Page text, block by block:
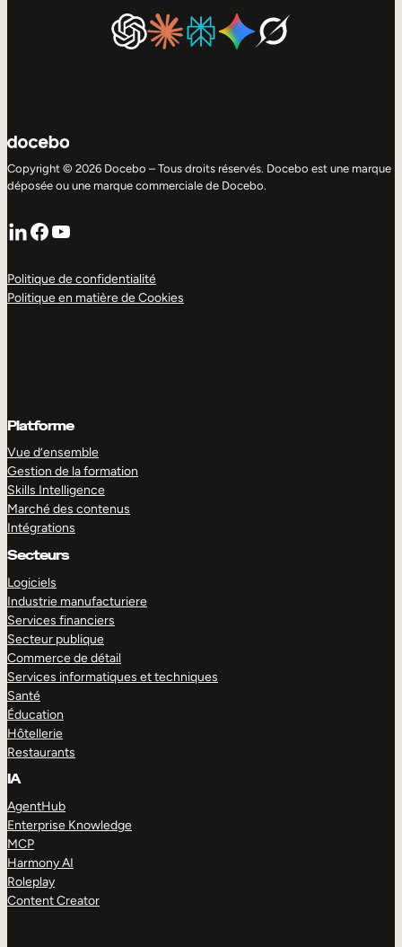
Copyright © 2026 Docebo – Tous droits réservés. Docebo est une marque
déposée ou une marque commerciale de Docebo.
LinkedIn
Facebook
YouTube
Politique de confidentialité
Politique en matière de Cookies
Platforme
Vue d’ensemble
Gestion de la formation
Skills Intelligence
Marché des contenus
Intégrations
Secteurs
Logiciels
Industrie manufacturiere
Services financiers
Secteur publique
Commerce de détail
Services informatiques et techniques
Santé
Éducation
Hôtellerie
Restaurants
IA
AgentHub
Enterprise Knowledge
MCP
Harmony AI
Roleplay
Content Creator